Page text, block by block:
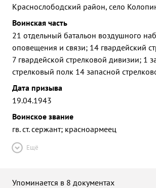
Краснослободский район, село
Воинская часть
21 отдельный батальон воздушного
оповещения и связи; 14 гвардейский
7 гвардейской стрелковой дивизии; 1
стрелковый полк 14 запасной
Дата призыва
19.04.1943
Воинское звание
гв. ст. сержант; красноармеец
Ещё
Упоминается в 8 документах